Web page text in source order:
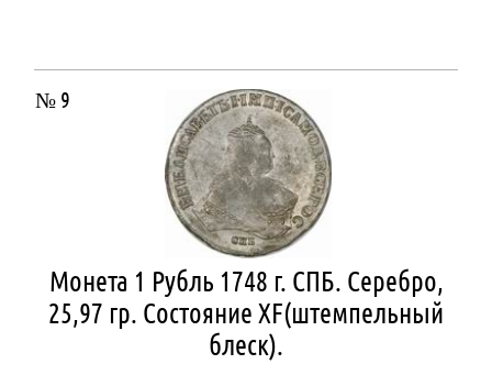
№ 9
Монета 1 Рубль 1748 г. СПБ. Серебро,
25,97 гр. Состояние ХF(штемпельный
блеск).